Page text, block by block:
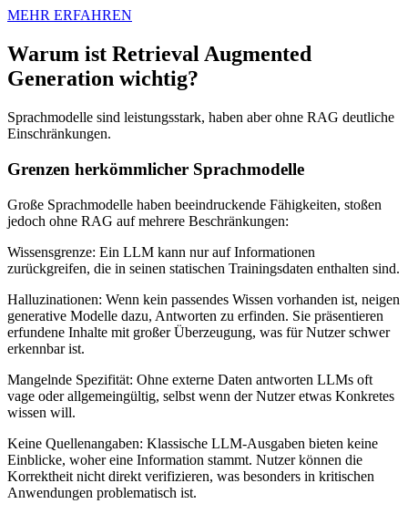
MEHR ERFAHREN
Warum ist Retrieval Augmented
Generation wichtig?
Sprachmodelle sind leistungsstark, haben aber ohne RAG deutliche
Einschränkungen.
Grenzen herkömmlicher Sprachmodelle
Große Sprachmodelle haben beeindruckende Fähigkeiten, stoßen
jedoch ohne RAG auf mehrere Beschränkungen:
Wissensgrenze: Ein LLM kann nur auf Informationen
zurückgreifen, die in seinen statischen Trainingsdaten enthalten sind.
Halluzinationen: Wenn kein passendes Wissen vorhanden ist, neigen
generative Modelle dazu, Antworten zu erfinden. Sie präsentieren
erfundene Inhalte mit großer Überzeugung, was für Nutzer schwer
erkennbar ist.
Mangelnde Spezifität: Ohne externe Daten antworten LLMs oft
vage oder allgemeingültig, selbst wenn der Nutzer etwas Konkretes
wissen will.
Keine Quellenangaben: Klassische LLM-Ausgaben bieten keine
Einblicke, woher eine Information stammt. Nutzer können die
Korrektheit nicht direkt verifizieren, was besonders in kritischen
Anwendungen problematisch ist.